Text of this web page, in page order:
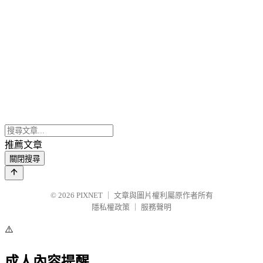
推薦文章
關閉搜尋
© 2026 PIXNET
文章與圖片權利屬原作者所有
隱私權政策
服務聲明
⚠️